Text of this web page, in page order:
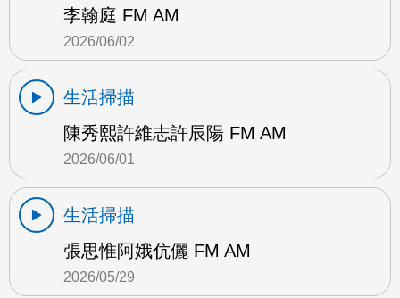
李翰庭 FM AM
2026/06/02
生活掃描
陳秀熙許維志許辰陽 FM AM
2026/06/01
生活掃描
張思惟阿娥伉儷 FM AM
2026/05/29